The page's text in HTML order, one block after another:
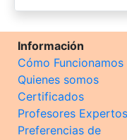
Información
Cómo Funcionamos
Quienes somos
Certificados
Profesores Expertos
Preferencias de